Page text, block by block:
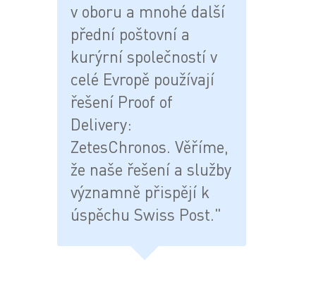
v oboru a mnohé další
přední poštovní a
kurýrní společností v
celé Evropě používají
řešení Proof of
Delivery:
ZetesChronos. Věříme,
že naše řešení a služby
významně přispějí k
úspěchu Swiss Post."